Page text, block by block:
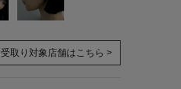
受取り対象店舗はこちら >